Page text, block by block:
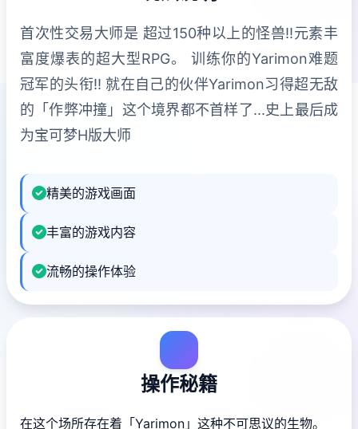
首次性交易大师是 超过150种以上的怪兽!!元素丰
富度爆表的超大型RPG。 训练你的Yarimon难题
冠军的头衔!! 就在自己的伙伴Yarimon习得超无敌
的「作弊冲撞」这个境界都不首样了...史上最后成
为宝可梦H版大师
精美的游戏画面
丰富的游戏内容
流畅的操作体验
操作秘籍
在这个场所存在着「Yarimon」这种不可思议的生物。